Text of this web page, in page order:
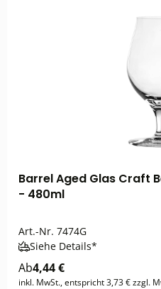
Barrel Aged Glas Craft
- 480ml
Art.-Nr. 7474G
Siehe Details*
Ab4,44 €
inkl. MwSt., entspricht 3,73 € zzgl.